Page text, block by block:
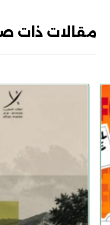
مقالات ذات